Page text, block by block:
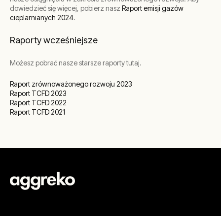
dowiedzieć się więcej, pobierz nasz Raport emisji gazów
cieplarnianych 2024.
Raporty wcześniejsze
Możesz pobrać nasze starsze raporty tutaj.
Raport zrównoważonego rozwoju 2023
Raport TCFD 2023
Raport TCFD 2022
Raport TCFD 2021